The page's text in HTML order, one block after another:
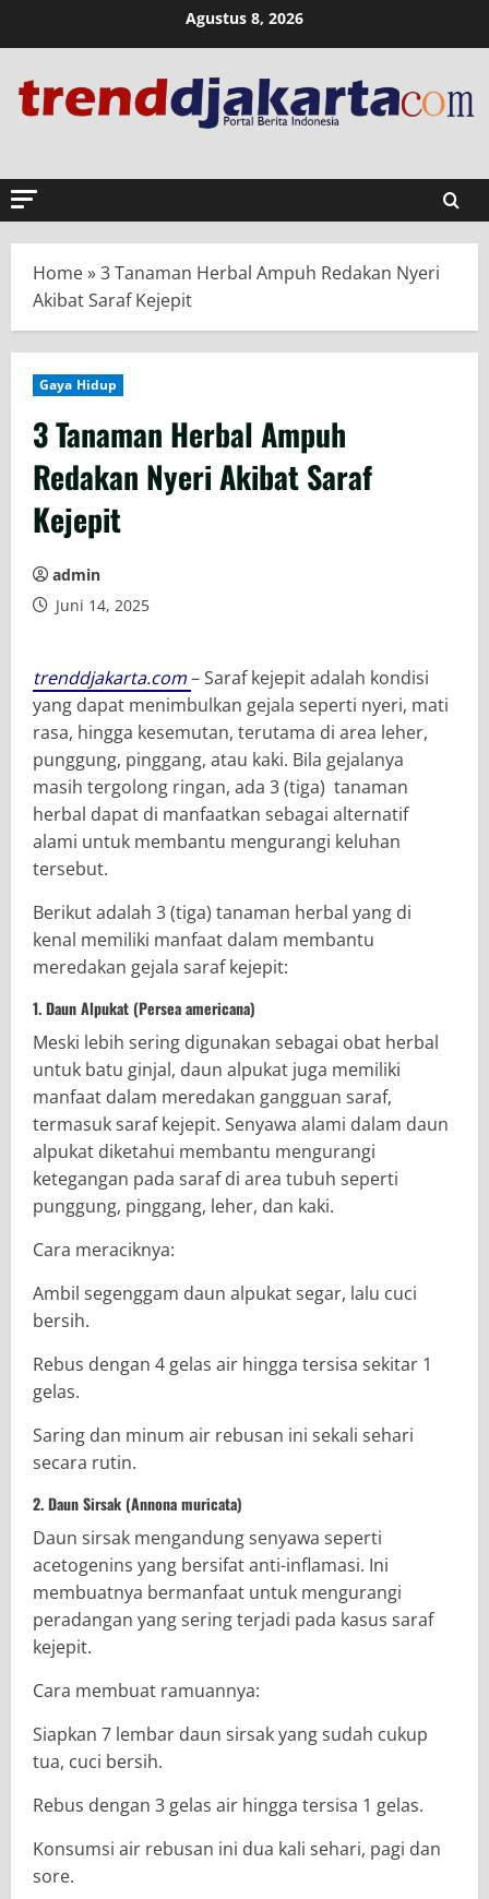
Agustus 8, 2026
Home»3 Tanaman Herbal Ampuh Redakan Nyeri
Akibat Saraf Kejepit
Gaya Hidup
3 Tanaman Herbal Ampuh
Redakan Nyeri Akibat Saraf
Kejepit
admin
Juni 14, 2025
trenddjakarta.com– Saraf kejepit adalah kondisi
yang dapat menimbulkan gejala seperti nyeri, mati
rasa, hingga kesemutan, terutama di area leher,
punggung, pinggang, atau kaki. Bila gejalanya
masih tergolong ringan, ada 3 (tiga) tanaman
herbal dapat di manfaatkan sebagai alternatif
alami untuk membantu mengurangi keluhan
tersebut.
Berikut adalah 3 (tiga) tanaman herbal yang di
kenal memiliki manfaat dalam membantu
meredakan gejala saraf kejepit:
1. Daun Alpukat (Persea americana)
Meski lebih sering digunakan sebagai obat herbal
untuk batu ginjal, daun alpukat juga memiliki
manfaat dalam meredakan gangguan saraf,
termasuk saraf kejepit. Senyawa alami dalam daun
alpukat diketahui membantu mengurangi
ketegangan pada saraf di area tubuh seperti
punggung, pinggang, leher, dan kaki.
Cara meraciknya:
Ambil segenggam daun alpukat segar, lalu cuci
bersih.
Rebus dengan 4 gelas air hingga tersisa sekitar 1
gelas.
Saring dan minum air rebusan ini sekali sehari
secara rutin.
2. Daun Sirsak (Annona muricata)
Daun sirsak mengandung senyawa seperti
acetogenins yang bersifat anti-inflamasi. Ini
membuatnya bermanfaat untuk mengurangi
peradangan yang sering terjadi pada kasus saraf
kejepit.
Cara membuat ramuannya:
Siapkan 7 lembar daun sirsak yang sudah cukup
tua, cuci bersih.
Rebus dengan 3 gelas air hingga tersisa 1 gelas.
Konsumsi air rebusan ini dua kali sehari, pagi dan
sore.